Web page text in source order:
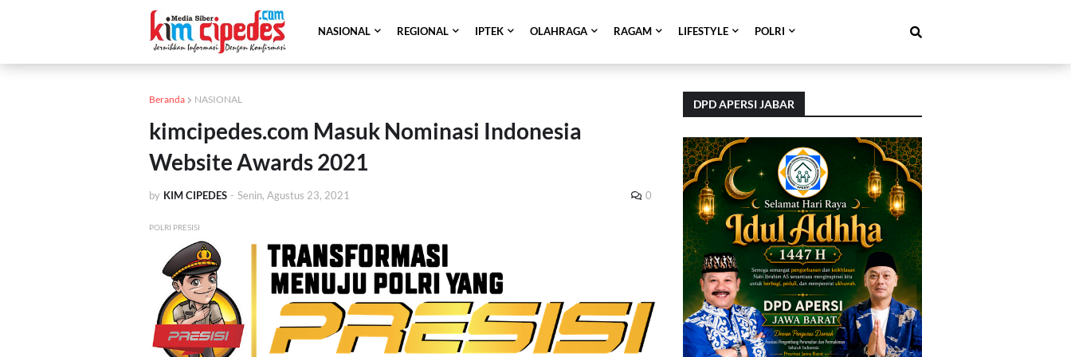
NASIONAL REGIONAL IPTEK OLAHRAGA RAGAM LIFESTYLE POLRI
Beranda NASIONAL
kimcipedes.com Masuk Nominasi Indonesia
Website Awards 2021
by KIM CIPEDES - Senin, Agustus 23, 2021 0
POLRI PRESISI
DPD APERSI JABAR